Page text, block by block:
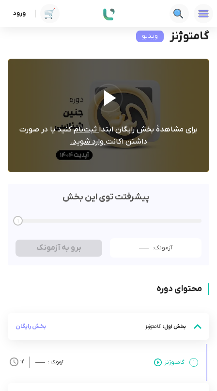
ورود دوره ها علوم پزشکی گامتوژنز
گامتوژنز ویدیو
برای مشاهدۀ بخش رایگان ابتدا ثبت‌نامکنید یا در صورت
داشتن اکانتوارد شوید.
پیشرفتت توی این بخش
1
آزمونک: برو به آزمونک
محتوای دوره
بخش اول: گامتوژنز بخش رایگان
۱ گامتوژنز آزمونک : ’11